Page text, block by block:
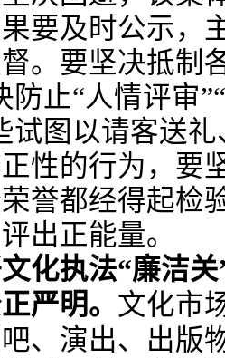
要及时公示，
。要坚决抵制
防止“人情评审
试图以请客送
性的行为，要
誉都经得起检
出正能量。
文化执法“廉洁
严明。 文化市
、演出、出版